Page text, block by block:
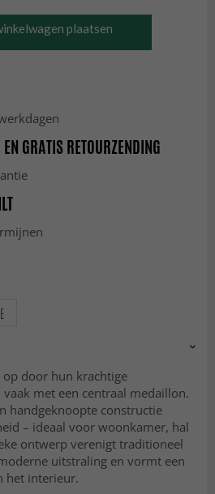
plaatsen
GRATIS RETOURZENDING
op door hun krachtige
met een centraal medaillon.
handgeknoopte constructie
– ideaal voor woonkamer, hal
ontwerp verenigt traditioneel
uitstraling en vormt een
het interieur.